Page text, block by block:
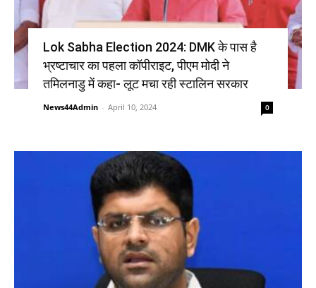
Lok Sabha Election 2024: DMK के पास है
भ्रष्टाचार का पहला कॉपीराइट, पीएम मोदी ने
तमिलनाडु में कहा- लूट मचा रही स्टालिन सरकार
News44Admin - April 10, 2024 0